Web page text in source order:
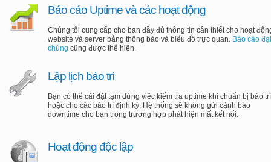
Báo cáo Uptime và các hoạt động
Chúng tôi cung cấp cho bạn đầy đủ thông tin cần thiết cho hoạt
website và server bằng thông báo và biểu đồ trực quan. Báo cáo đại
chúng cũng được thể hiện.
Lập lịch bảo trì
Bạn có thể cài đặt tạm dừng việc kiểm tra uptime khi chuẩn bị bảo trì
hoặc cho các bảo trì định kỳ. Hệ thống sẽ không gửi cảnh báo
downtime cho bạn trong trường hợp phát hiện mất kết nối.
Hoạt động độc lập